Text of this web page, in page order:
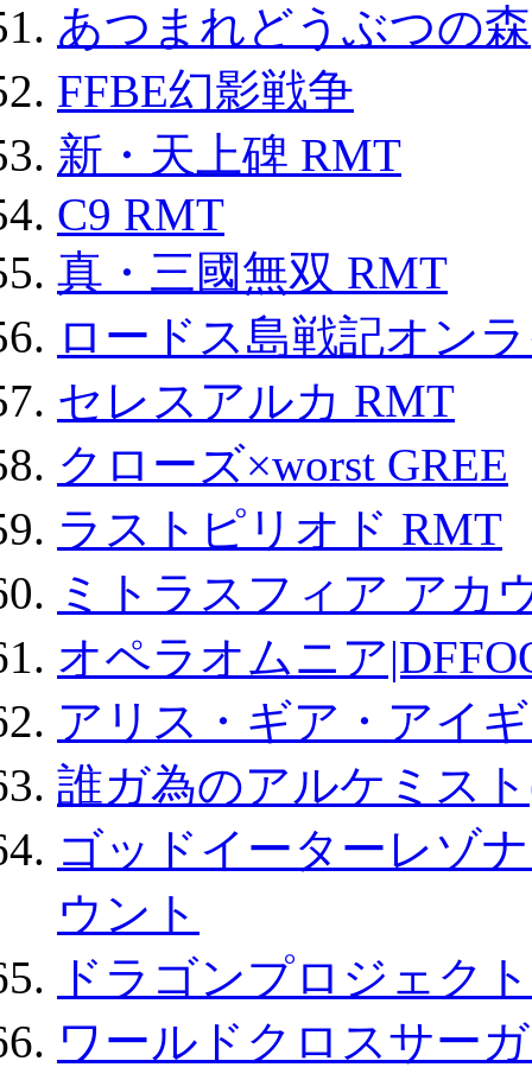
あつまれどうぶつの森
FFBE幻影戦争
新・天上碑 RMT
C9 RMT
真・三國無双 RMT
ロードス島戦記オン
セレスアルカ RMT
クローズ×worst GREE
ラストピリオド RMT
ミトラスフィア アカ
オペラオムニア
アリス・ギア・アイ
誰ガ為のアルケミス
ゴッドイーターレゾ
ウント
ドラゴンプロジェク
ワールドクロスサー